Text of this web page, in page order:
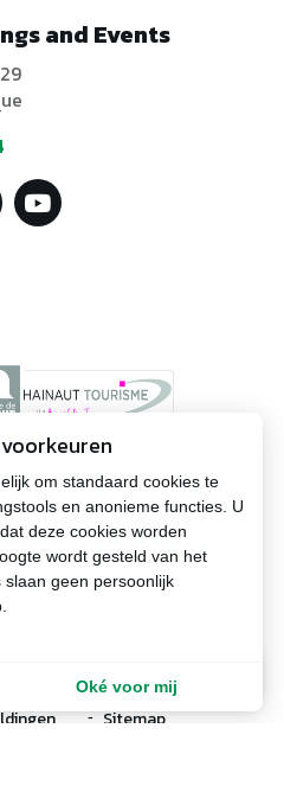
Recherche
and Events
Sitemap
om standaard cookies te
en anonieme functies. U
deze cookies worden
wordt gesteld van het
geen persoonlijk
Oké voor mij